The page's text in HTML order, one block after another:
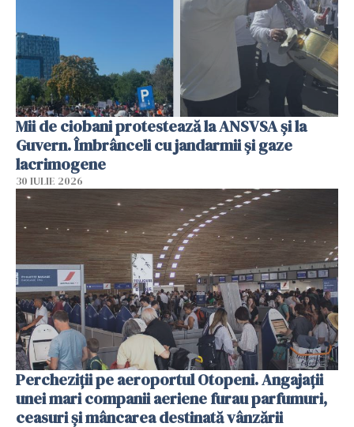
Mii de ciobani protestează la ANSVSA și la
Guvern. Îmbrânceli cu jandarmii și gaze
lacrimogene
30 IULIE 2026
Percheziții pe aeroportul Otopeni. Angajații
unei mari companii aeriene furau parfumuri,
ceasuri și mâncarea destinată vânzării